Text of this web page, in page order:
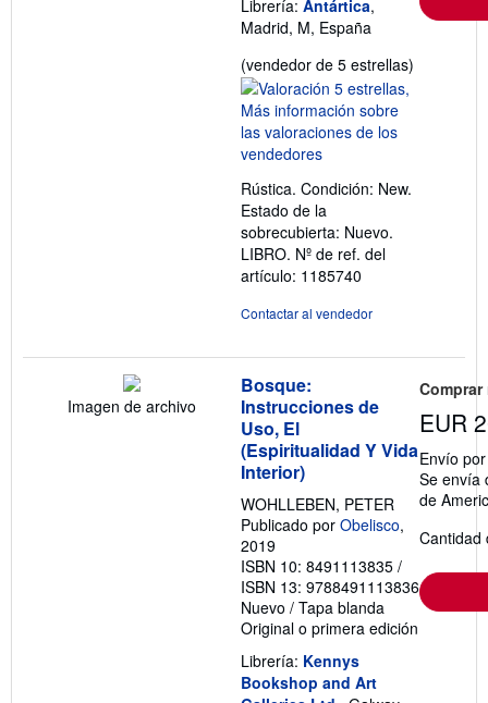
Librería: Antártica,
Madrid, M, España
(vendedor de 5 estrellas)
Rústica. Condición: New.
Estado de la
sobrecubierta: Nuevo.
LIBRO. Nº de ref. del
artículo: 1185740
Contactar al vendedor
Imagen de archivo
Bosque:
Instrucciones de
Uso, El
(Espiritualidad Y Vida
Interior)
WOHLLEBEN, PETER
Publicado por Obelisco,
2019
ISBN 10: 8491113835 /
ISBN 13: 9788491113836
Nuevo / Tapa blanda
Original o primera edición
Librería: Kennys
Bookshop and Art
EUR
Envío
Se envía
de
Cantidad